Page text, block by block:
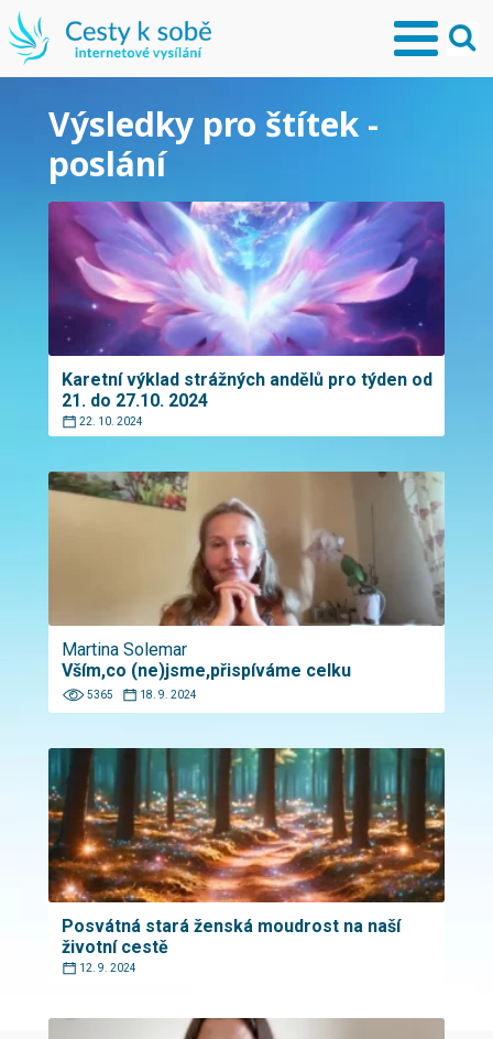
Výsledky pro štítek -
poslání
Karetní výklad strážných andělů pro týden od
21. do 27.10. 2024
22. 10. 2024
Martina Solemar
Vším,co (ne)jsme,přispíváme celku
5365 18. 9. 2024
Posvátná stará ženská moudrost na naší
životní cestě
12. 9. 2024